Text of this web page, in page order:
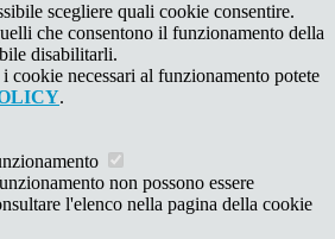
scegliere quali cookie consentire.
che consentono il funzionamento della
disabilitarli.
cookie necessari al funzionamento potete
.
non possono essere
l'elenco nella pagina della cookie